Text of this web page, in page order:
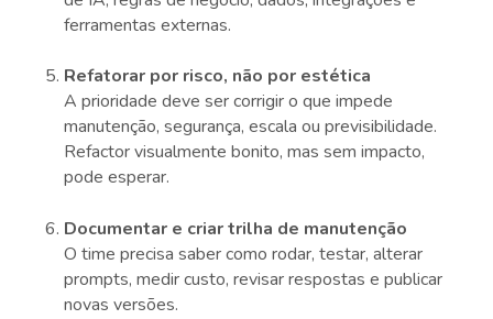
ferramentas externas.
Refatorar por risco, não por estética
A prioridade deve ser corrigir o que impede
manutenção, segurança, escala ou previsibilidade.
Refactor visualmente bonito, mas sem impacto,
pode esperar.
Documentar e criar trilha de manutenção
O time precisa saber como rodar, testar, alterar
prompts, medir custo, revisar respostas e publicar
novas versões.